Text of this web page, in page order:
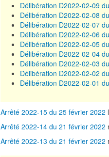
Délibération D2022-02-09
Délibération D2022-02-08
Délibération D2022-02-07
Délibération D2022-02-06
Délibération D2022-02-05
Délibération D2022-02-04
Délibération D2022-02-03
Délibération D2022-02-02
Délibération D2022-02-01
Arrêté 2022-15 du 25 février 2022
Arrêté 2022-14 du 21 février 2022
Arrêté 2022-13 du 21 février 2022